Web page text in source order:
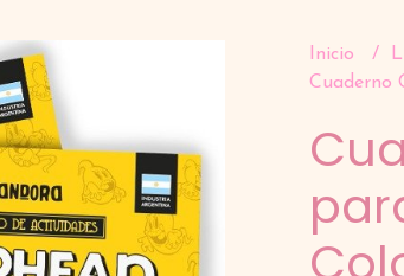
Inicio
Cuaderno